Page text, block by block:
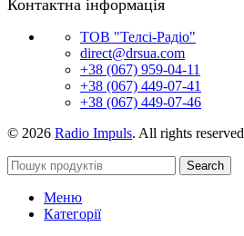
Контактна інформація
ТОВ "Телсі-Радіо"
direct@drsua.com
+38 (067) 959-04-11
+38 (067) 449-07-41
+38 (067) 449-07-46
© 2026 Radio Impuls. All rights reserved
Search
Меню
Категорії